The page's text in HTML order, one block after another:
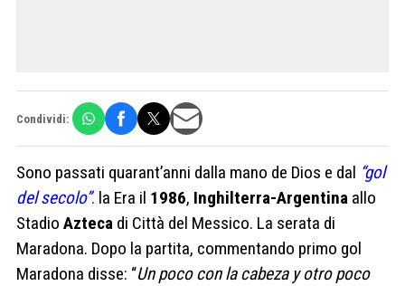
Condividi:
Sono passati quarant’anni dalla mano de Dios e dal “gol
del secolo”. la Era il 1986, Inghilterra-Argentina allo
Stadio Azteca di Città del Messico. La serata di
Maradona. Dopo la partita, commentando primo gol
Maradona disse: “Un poco con la cabeza y otro poco